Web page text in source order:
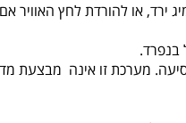
ירד, או להורדת לחץ האוויר
בנפרד.
מערכת זו אינה מבצעת